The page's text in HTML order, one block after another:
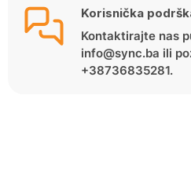
Korisnička
Kontaktirajte nas
info@sync.ba ili
+38736835281.